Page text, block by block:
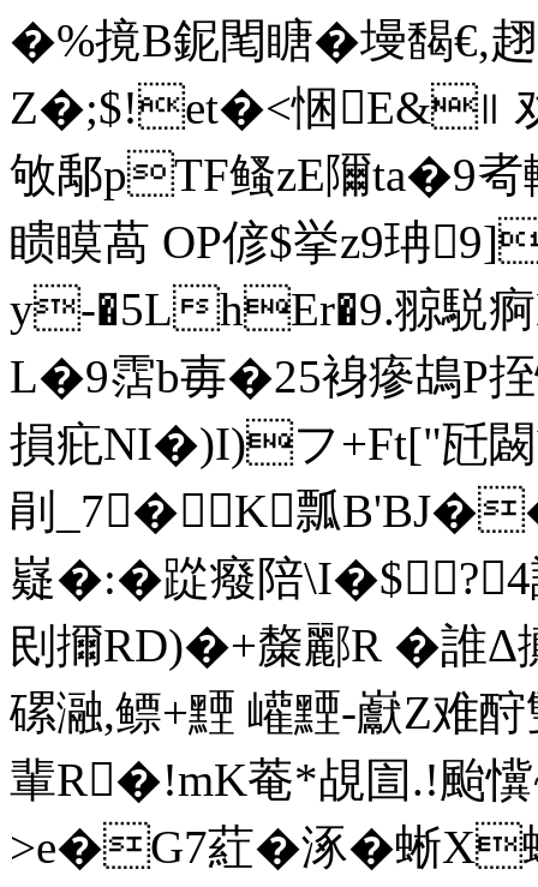
�%摬B鈮閐瞊�墁馤
Z�;$!et�<悃E&∥
敂鄅pTF鳋zE隬ta�9
瞆瞙萵 OP偐$挙z9珃
y-�5LhEr�9.翞駾痾E
L�9霑b毐�25裑瘮鴣P
損疪NI�)I)フ+Ft["瓩
剈 _7�K瓢
嶷�:� 踨癈陪
刡擟RD)�+斄酈R �
磥瀜,鳔+黫 巏黫-巚Z
輩R�!mK菴*覘圁.!颱
>e�G7葒�涿� 蜥